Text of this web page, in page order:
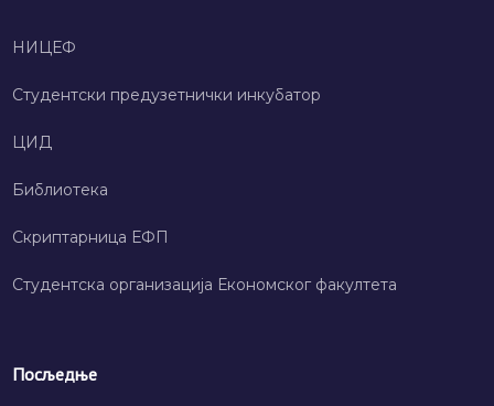
НИЦЕФ
Студентски предузетнички инкубатор
ЦИД
Библиотека
Скриптарница ЕФП
Студентска организација Економског факултета
Посљедње